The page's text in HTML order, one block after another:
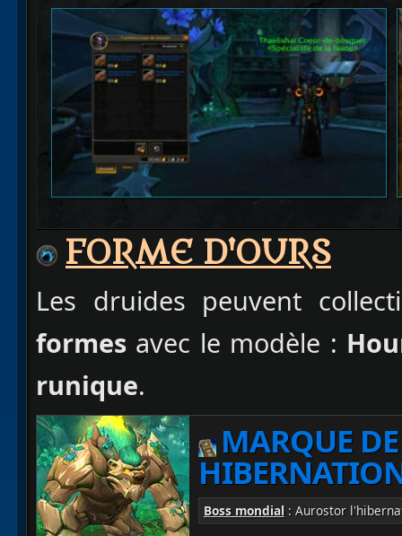
FORME D'OURS
Les druides peuvent
formes avec le modèle :
runique.
MARQUE
Boss mondial : Aurostor